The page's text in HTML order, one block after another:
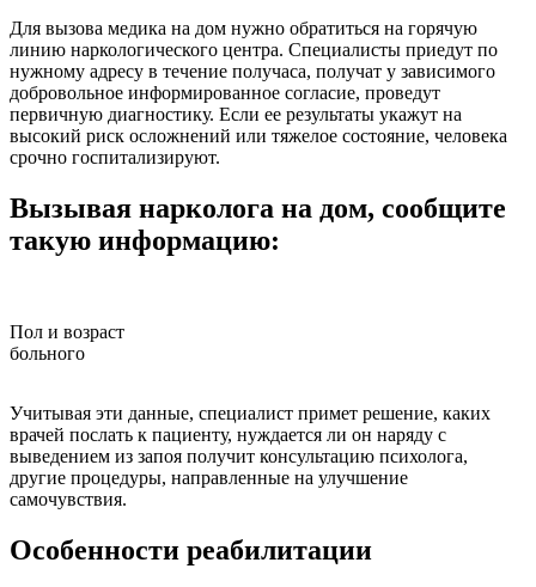
Для вызова медика на дом нужно обратиться на горячую
линию наркологического центра. Специалисты приедут по
нужному адресу в течение получаса, получат у зависимого
добровольное информированное согласие, проведут
первичную диагностику. Если ее результаты укажут на
высокий риск осложнений или тяжелое состояние, человека
срочно госпитализируют.
Вызывая нарколога на дом, сообщите
такую информацию:
Пол и возраст
больного
Учитывая эти данные, специалист примет решение, каких
врачей послать к пациенту, нуждается ли он наряду с
выведением из запоя получит консультацию психолога,
другие процедуры, направленные на улучшение
самочувствия.
Особенности реабилитации